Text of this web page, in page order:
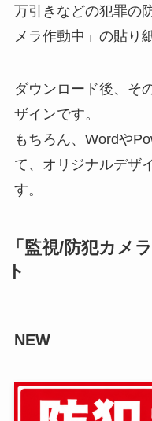
万引きなどの犯罪の
メラ作動中」の貼り
ダウンロード後、そ
ザインです。
もちろん、Wordや
て、オリジナルデザ
す。
「監視/防犯カメ
ト
NEW